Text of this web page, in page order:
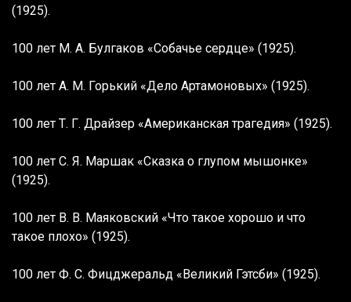
(1925).
100 лет М. А. Булгаков «Собачье сердце» (1925).
100 лет А. М. Горький «Дело Артамоновых» (1925).
100 лет Т. Г. Драйзер «Американская трагедия» (1925).
100 лет С. Я. Маршак «Сказка о глупом мышонке»
(1925).
100 лет В. В. Маяковский «Что такое хорошо и что
такое плохо» (1925).
100 лет Ф. С. Фицджеральд «Великий Гэтсби» (1925).